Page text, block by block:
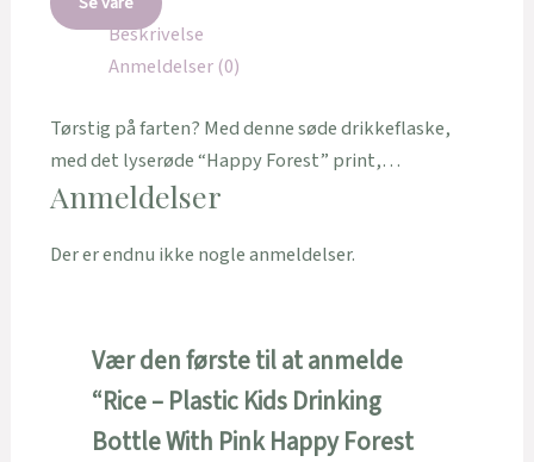
Beskrivelse
Anmeldelser (0)
Tørstig på farten? Med denne søde drikkeflaske,
med det lyserøde “Happy Forest” print,…
Anmeldelser
Der er endnu ikke nogle anmeldelser.
Vær den første til at anmelde
“Rice – Plastic Kids Drinking
Bottle With Pink Happy Forest